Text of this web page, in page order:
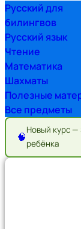
Русский для
билингвов
Русский язык
Чтение
Математика
Шахматы
Полезные
Все предметы
🧠
Новый курс —
ребёнка